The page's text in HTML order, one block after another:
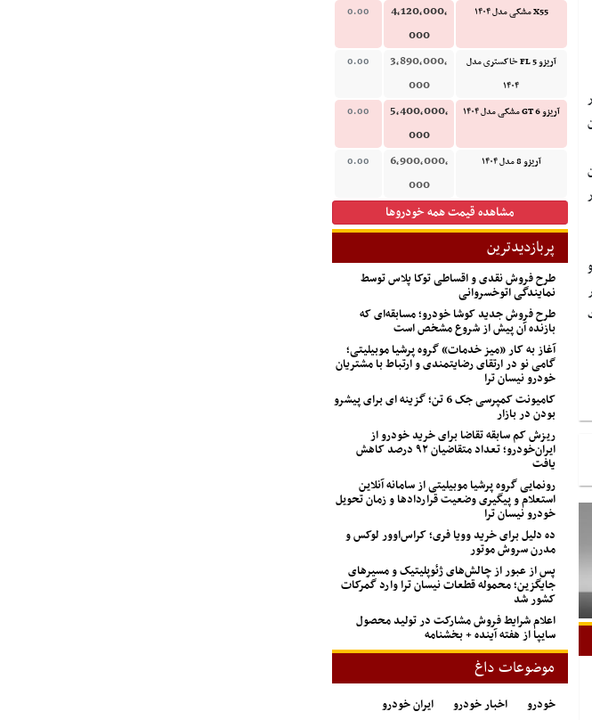
X55 مشکی مدل ۱۴۰۴
4,120,000,
000
0.00
آریزو 5 FL خاکستری مدل
۱۴۰۴
3,890,000,
000
0.00
آریزو 6 GT مشکی مدل ۱۴۰۴
5,400,000,
000
0.00
آریزو 8 مدل ۱۴۰۴
6,900,000,
000
0.00
مشاهده قیمت همه خودروها
پربازدیدترین
طرح فروش نقدی و اقساطی توکا پلاس توسط
نمایندگی اتوخسروانی
طرح فروش جدید کوشا خودرو؛ مسابقه‌ای که
بازنده آن پیش از شروع مشخص است
آغاز به کار «میز خدمات» گروه پرشیا موبیلیتی؛
گامی نو در ارتقای رضایتمندی و ارتباط با مشتریان
خودرو نیسان ترا
کامیونت کمپرسی جک 6 تن؛ گزینه ای برای پیشرو
بودن در بازار
ریزش کم‌ سابقه تقاضا برای خرید خودرو از
ایران‌خودرو؛ تعداد متقاضیان ۹۲ درصد کاهش
یافت
رونمایی گروه پرشیا موبیلیتی از سامانه آنلاین
استعلام و پیگیری وضعیت قراردادها و زمان تحویل
خودرو نیسان ترا
ده دلیل برای خرید وویا فری؛ کراس‌اوور لوکس و
مدرن سروش موتور
پس از عبور از چالش‌های ژئوپلیتیک و مسیرهای
جایگزین؛ محموله قطعات نیسان ترا وارد گمرکات
کشور شد
اعلام شرایط فروش مشارکت در تولید محصول
سایپا از هفته آینده + بخشنامه
موضوعات داغ
خودرو اخبار خودرو
ایران خودرو